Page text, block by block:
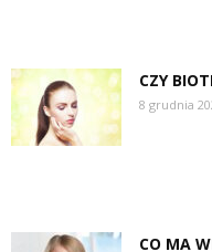
CZY
8 grudnia
CO MA